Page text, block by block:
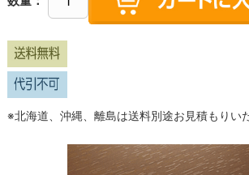
※北海道、沖縄、離島は送料別途お見積もりい